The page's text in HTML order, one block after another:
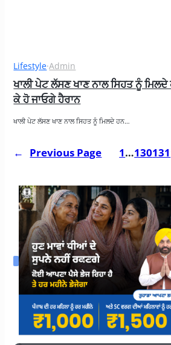
Lifestyle·Admin
ਖਾਲੀ ਪੇਟ ਲੱਸਣ ਖਾਣ ਨਾਲ ਸਿਹਤ ਨੂੰ
ਕੇ ਹੋ ਜਾਓਗੇ ਹੈਰਾਨ
ਖਾਲੀ ਪੇਟ ਲੱਸਣ ਖਾਣ ਨਾਲ ਸਿਹਤ ਨੂੰ ਮਿਲਦੇ ਹਨ…
← Previous Page 1…130131